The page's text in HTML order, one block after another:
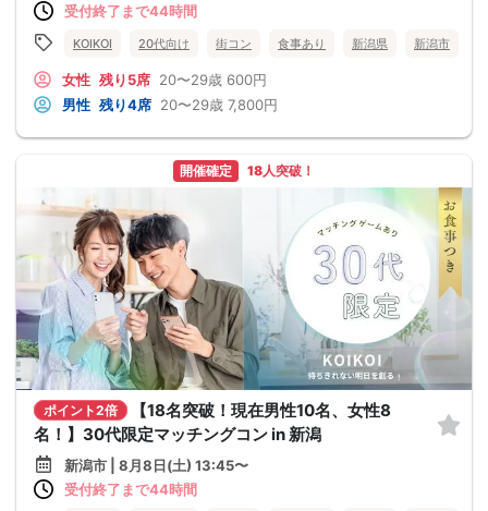
受付終了まで44時間
KOIKOI 20代向け 街コン 食事あり 新潟県 新潟市
女性 残り5席 20〜29歳 600円
男性 残り4席 20〜29歳 7,800円
開催確定 18人突破！
ポイント2倍
【18名突破！現在男性10名、女性8
名！】30代限定マッチングコン in 新潟
新潟市 | 8月8日(土) 13:45〜
受付終了まで44時間